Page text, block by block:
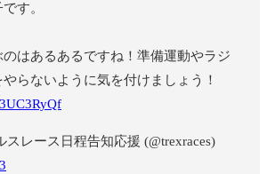
す。
はあるあるですね！準備運動やラジ
らないように気を付けましょう！
レース日程告知応援 (@trexraces)